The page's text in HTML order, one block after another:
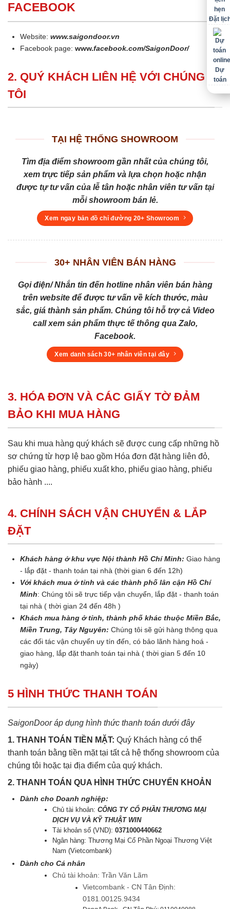
FACEBOOK
Website:www.saigondoor.vn
Facebook page:www.facebook.com/SaigonDoor/
2. QUÝ KHÁCH LIÊN HỆ VỚI CHÚNG
TÔI
TẠI HỆ THỐNG SHOWROOM
Tìm địa điểm showroom gần nhất của chúng tôi,
xem trực tiếp sản phẩm và lựa chọn hoặc nhận
được tự tư vấn của lễ tân hoặc nhân viên tư vấn tại
mỗi showroom bán lẻ.
Xem ngay bản đồ chỉ đường 20+ Showroom
30+ NHÂN VIÊN BÁN HÀNG
Gọi điện/ Nhắn tin đến hotline nhân viên bán hàng
trên website để được tư vấn về kích thước, màu
sắc, giá thành sản phẩm. Chúng tôi hỗ trợ cả Video
call xem sản phẩm thực tế thông qua Zalo,
Facebook.
Xem danh sách 30+ nhân viên tại đây
3. HÓA ĐƠN VÀ CÁC GIẤY TỜ ĐẢM
BẢO KHI MUA HÀNG
Sau khi mua hàng quý khách sẽ được cung cấp những hồ
sơ chứng từ hợp lệ bao gồm Hóa đơn đặt hàng liên đỏ,
phiếu giao hàng, phiếu xuất kho, phiếu giao hàng, phiếu
bảo hành ....
4. CHÍNH SÁCH VẬN CHUYỂN & LẮP
ĐẶT
Khách hàng ở khu vực Nội thành Hồ Chí Minh: Giao hàng
- lắp đặt - thanh toán tại nhà (thời gian 6 đến 12h)
Với khách mua ở tỉnh và các thành phố lân cận Hồ Chí
Minh: Chúng tôi sẽ trực tiếp vận chuyển, lắp đặt - thanh toán
tại nhà ( thời gian 24 đến 48h )
Khách mua hàng ở tỉnh, thành phố khác thuộc Miền Bắc,
Miền Trung, Tây Nguyên: Chúng tôi sẽ gửi hàng thông qua
các đối tác vận chuyển uy tín đến, có bảo lãnh hàng hoá -
giao hàng, lắp đặt thanh toán tại nhà ( thời gian 5 đến 10
ngày)
5 HÌNH THỨC THANH TOÁN
SaigonDoor áp dụng hình thức thanh toán dưới đây
1. THANH TOÁN TIỀN MẶT: Quý Khách hàng có thể
thanh toán bằng tiền mặt tại tất cả hệ thống showroom của
chúng tôi hoặc tại địa điểm của quý khách.
2. THANH TOÁN QUA HÌNH THỨC CHUYỂN KHOẢN
Dành cho Doanh nghiệp:
Chủ tài khoản:CÔNG TY CỔ PHẦN THƯƠNG MẠI
DỊCH VỤ VÀ KỸ THUẬT WIN
Tài khoản số (VND):0371000440662
Ngân hàng: Thương Mại Cổ Phần Ngoại Thương Việt
Nam (Vietcombank)
Dành cho Cá nhân
Chủ tài khoản: Trần Văn Lãm
Vietcombank - CN Tân Định:
0181.00125.9434
Đặt
Dự
toán